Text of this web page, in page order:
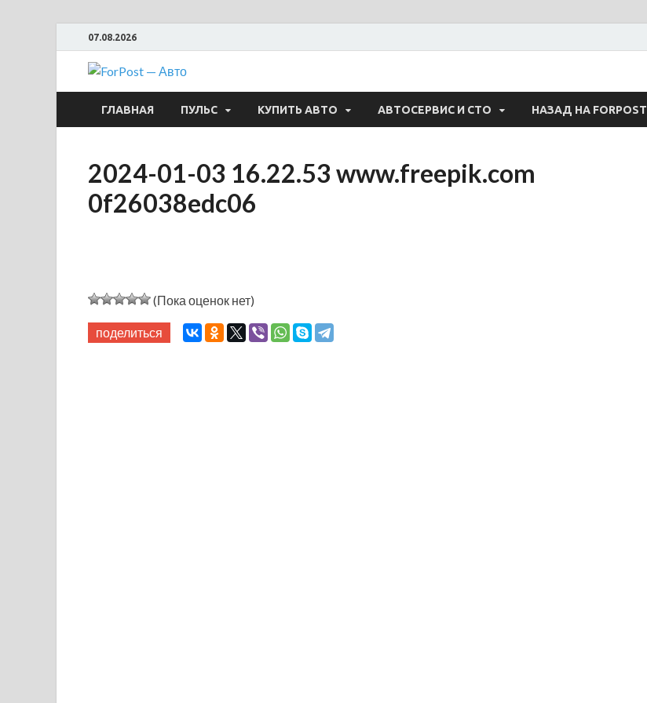
07.08.2026
ForPost — Авто
ГЛАВНАЯ ПУЛЬС КУПИТЬ АВТО АВТОСЕРВИС И СТО НАЗАД НА FORPOST
2024-01-03 16.22.53 www.freepik.com
0f26038edc06
(Пока оценок нет)
поделиться